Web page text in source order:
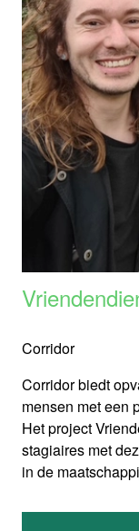
Corridor
Corridor biedt
mensen met een
Het project
stagiaires met
in de